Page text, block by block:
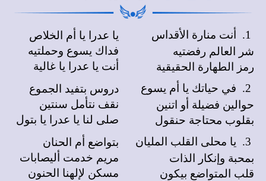
1.
أنت منارة الأقداس
شر العالم رفضتيه
رمز الطهارة الحقيقية
يا عدرا يا أم الخلاص
فداك يسوع وحملتيه
أنت يا عدرا يا غالية
2.
في حياتك يا أم يسوع
حوالين فضيلة أو اتنين
بقلوب محتاجة حنقول
دروس بتفيد الجموع
نقف نتأمل سنتين
صلى لنا يا عدرا يا بتول
3.
يا محلى القلب المليان
بمحبة وإنكار الذات
قلب المتواضع بيكون
بتواضع أم الحنان
مريم خدمت أليصابات
مسكن لإلهنا الحنون